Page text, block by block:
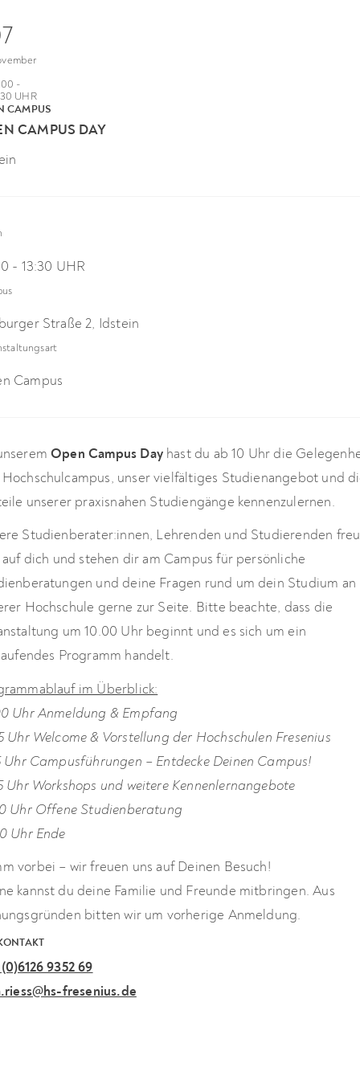
-
UHR
CAMPUS
CAMPUS DAY
- 13:30 UHR
Straße 2, Idstein
Campus
Open Campus Day hast du ab 10 Uhr die
unser vielfältiges Studienangebot und
unserer praxisnahen Studiengänge kennenzulernen.
Studienberater:innen, Lehrenden und Studierenden
auf dich und stehen dir am Campus für persönliche
und deine Fragen rund um dein Studium an
Hochschule gerne zur Seite. Bitte beachte, dass die
um 10.00 Uhr beginnt und es sich um ein
Programm handelt.
im Überblick:
Uhr Anmeldung & Empfang
Uhr Welcome & Vorstellung der Hochschulen Fresenius
Uhr Campusführungen – Entdecke Deinen Campus!
Uhr Workshops und weitere Kennenlernangebote
Uhr Offene Studienberatung
Uhr Ende
vorbei – wir freuen uns auf Deinen Besuch!
kannst du deine Familie und Freunde mitbringen. Aus
bitten wir um vorherige Anmeldung.
9352 69
fresenius.de